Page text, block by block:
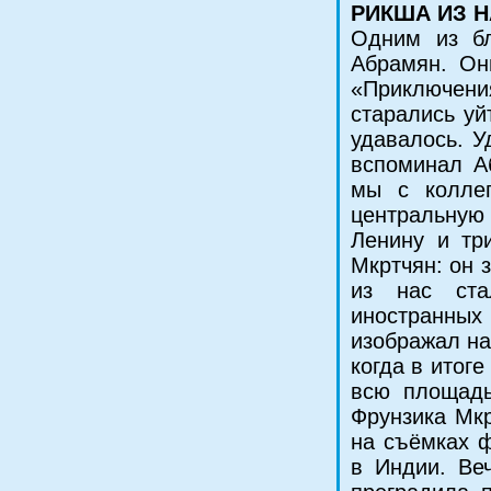
РИКША ИЗ
Одним из
Абрамян.
старались
удавалось.
вспоминал
мы с
Ленину и
Мкртчян: он
из нас
изображал
когда в
всю
Фрунзика
на съёмках
в Индии.